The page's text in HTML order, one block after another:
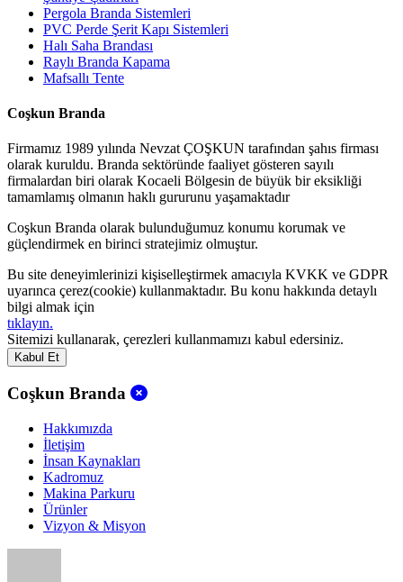
Pergola Branda Sistemleri
PVC Perde Şerit Kapı Sistemleri
Halı Saha Brandası
Raylı Branda Kapama
Mafsallı Tente
Coşkun Branda
Firmamız 1989 yılında Nevzat ÇOŞKUN tarafından şahıs firması
olarak kuruldu. Branda sektöründe faaliyet gösteren sayılı
firmalardan biri olarak Kocaeli Bölgesin de büyük bir eksikliği
tamamlamış olmanın haklı gururunu yaşamaktadır
Coşkun Branda olarak bulunduğumuz konumu korumak ve
güçlendirmek en birinci stratejimiz olmuştur.
Bu site deneyimlerinizi kişiselleştirmek amacıyla KVKK ve GDPR
uyarınca çerez(cookie) kullanmaktadır. Bu konu hakkında detaylı
bilgi almak için
tıklayın.
Sitemizi kullanarak, çerezleri kullanmamızı kabul edersiniz.
Kabul Et
Coşkun Branda
Hakkımızda
İletişim
İnsan Kaynakları
Kadromuz
Makina Parkuru
Ürünler
Vizyon & Misyon